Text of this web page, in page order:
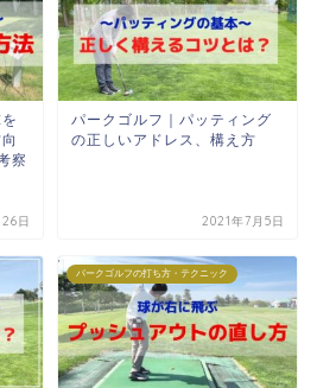
察
日
パークゴルフ｜パッティング
の正しいアドレス、構え方
2021年7月5日
パークゴルフの打ち方・テクニック